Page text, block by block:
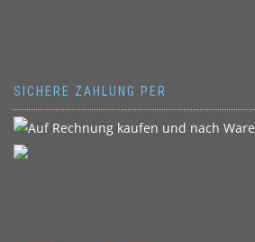
SICHERE ZAHLUNG PER